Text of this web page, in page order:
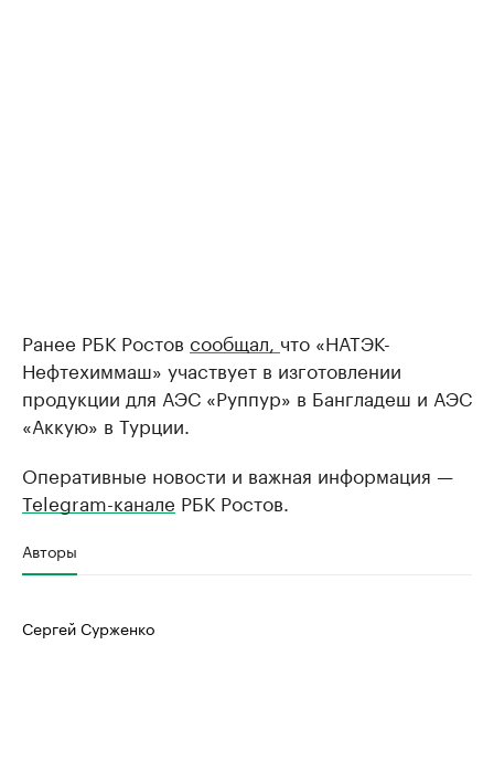
Ранее РБК Ростов сообщал, что «НАТЭК-
Нефтехиммаш» участвует в изготовлении
продукции для АЭС «Руппур» в Бангладеш и АЭС
«Аккую» в Турции.
Оперативные новости и важная информация —
Telegram-канале РБК Ростов.
Авторы
Сергей Сурженко